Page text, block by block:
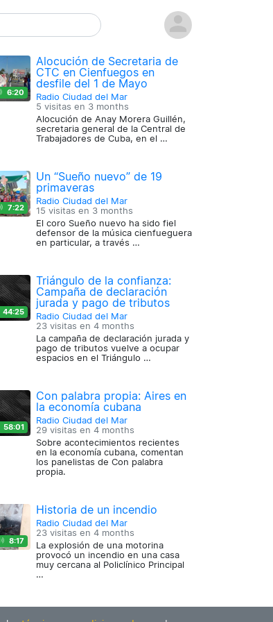
6:20
Alocución de Secretaria de
CTC en Cienfuegos en
desfile del 1 de Mayo
Radio Ciudad del Mar
5 visitas en 3 months
Alocución de Anay Morera Guillén,
secretaria general de la Central de
Trabajadores de Cuba, en el …
7:22
Un “Sueño nuevo” de 19
primaveras
Radio Ciudad del Mar
15 visitas en 3 months
El coro Sueño nuevo ha sido fiel
defensor de la música cienfueguera
en particular, a través …
44:25
Triángulo de la confianza:
Campaña de declaración
jurada y pago de tributos
Radio Ciudad del Mar
23 visitas en 4 months
La campaña de declaración jurada y
pago de tributos vuelve a ocupar
espacios en el Triángulo …
58:01
Con palabra propia: Aires en
la economía cubana
Radio Ciudad del Mar
29 visitas en 4 months
Sobre acontecimientos recientes
en la economía cubana, comentan
los panelistas de Con palabra
propia.
8:17
Historia de un incendio
Radio Ciudad del Mar
23 visitas en 4 months
La explosión de una motorina
provocó un incendio en una casa
muy cercana al Policlínico Principal
…